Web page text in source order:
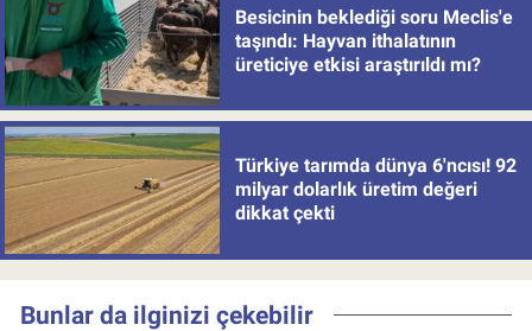
Besicinin beklediği soru Meclis'e
taşındı: Hayvan ithalatının
üreticiye etkisi araştırıldı mı?
Türkiye tarımda dünya 6'ncısı! 92
milyar dolarlık üretim değeri
dikkat çekti
Bunlar da ilginizi çekebilir